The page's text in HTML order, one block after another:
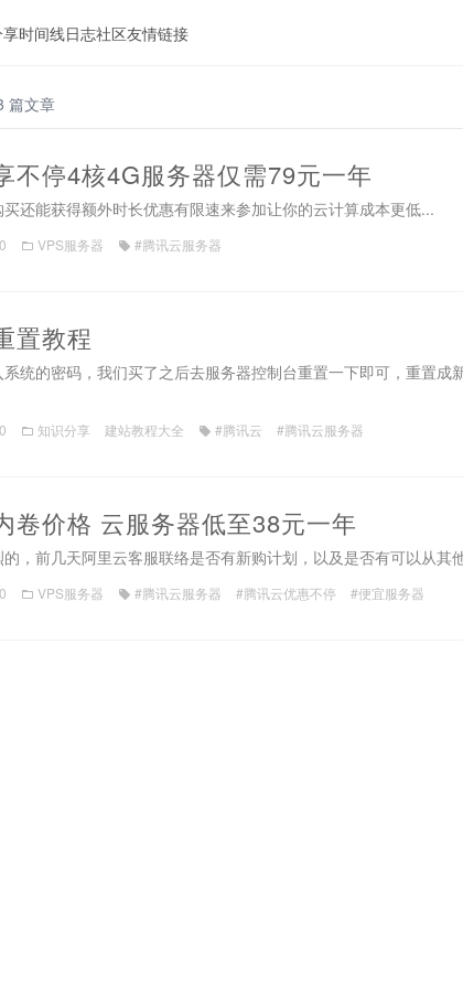
时间线日志社区友情链接
篇文章
不停4核4G服务器仅需79元一年
还能获得额外时长优惠有限速来参加让你的云计算成本更低...
0 VPS服务器 #腾讯云服务器
置教程
统的密码，我们买了之后去服务器控制台重置一下即可，重置
0 知识分享 建站教程大全 #腾讯云 #腾讯云服务器
卷价格 云服务器低至38元一年
，前几天阿里云客服联络是否有新购计划，以及是否有可以从
0 VPS服务器 #腾讯云服务器 #腾讯云优惠不停 #便宜服务器